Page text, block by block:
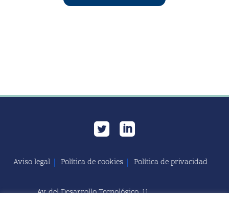
Aviso legal Política de cookies Política de privacidad
Av. del Desarrollo Tecnológico, 11